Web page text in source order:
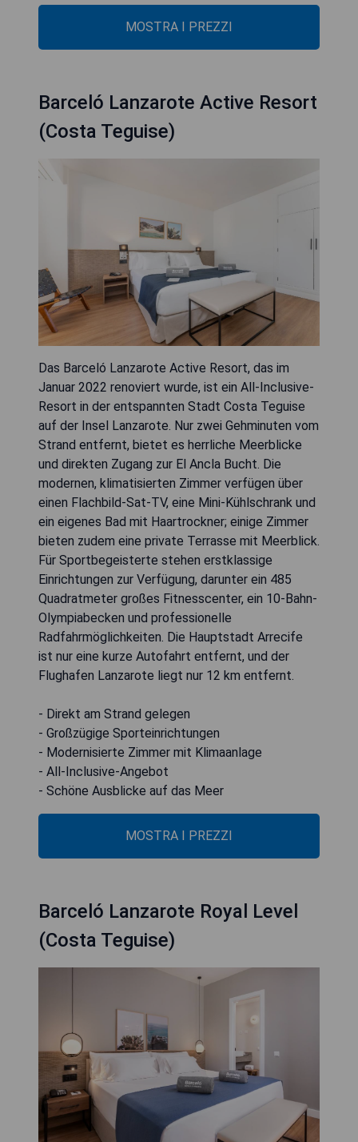
MOSTRA I PREZZI
Barceló Lanzarote Active Resort
(Costa Teguise)
Das Barceló Lanzarote Active Resort, das im
Januar 2022 renoviert wurde, ist ein All-Inclusive-
Resort in der entspannten Stadt Costa Teguise
auf der Insel Lanzarote. Nur zwei Gehminuten vom
Strand entfernt, bietet es herrliche Meerblicke
und direkten Zugang zur El Ancla Bucht. Die
modernen, klimatisierten Zimmer verfügen über
einen Flachbild-Sat-TV, eine Mini-Kühlschrank und
ein eigenes Bad mit Haartrockner; einige Zimmer
bieten zudem eine private Terrasse mit Meerblick.
Für Sportbegeisterte stehen erstklassige
Einrichtungen zur Verfügung, darunter ein 485
Quadratmeter großes Fitnesscenter, ein 10-Bahn-
Olympiabecken und professionelle
Radfahrmöglichkeiten. Die Hauptstadt Arrecife
ist nur eine kurze Autofahrt entfernt, und der
Flughafen Lanzarote liegt nur 12 km entfernt.
- Direkt am Strand gelegen
- Großzügige Sporteinrichtungen
- Modernisierte Zimmer mit Klimaanlage
- All-Inclusive-Angebot
- Schöne Ausblicke auf das Meer
MOSTRA I PREZZI
Barceló Lanzarote Royal Level
(Costa Teguise)